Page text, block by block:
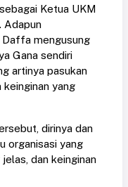
Ketua UKM
Adapun
Daffa mengusung
Gana sendiri
artinya pasukan
keinginan yang
dirinya dan
organisasi yang
dan keinginan